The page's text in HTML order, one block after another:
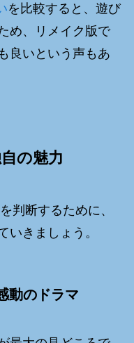
を比較すると、遊び
め、リメイク版で
良いという声もあ
の魅力
判断するために、
いきましょう。
動のドラマ